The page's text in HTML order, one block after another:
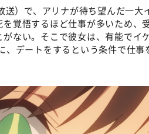
送）で、アリナが待ち望んだ一大
覚悟するほど仕事が多いため、
ない。そこで彼女は、有能でイ
、デートをするという条件で仕